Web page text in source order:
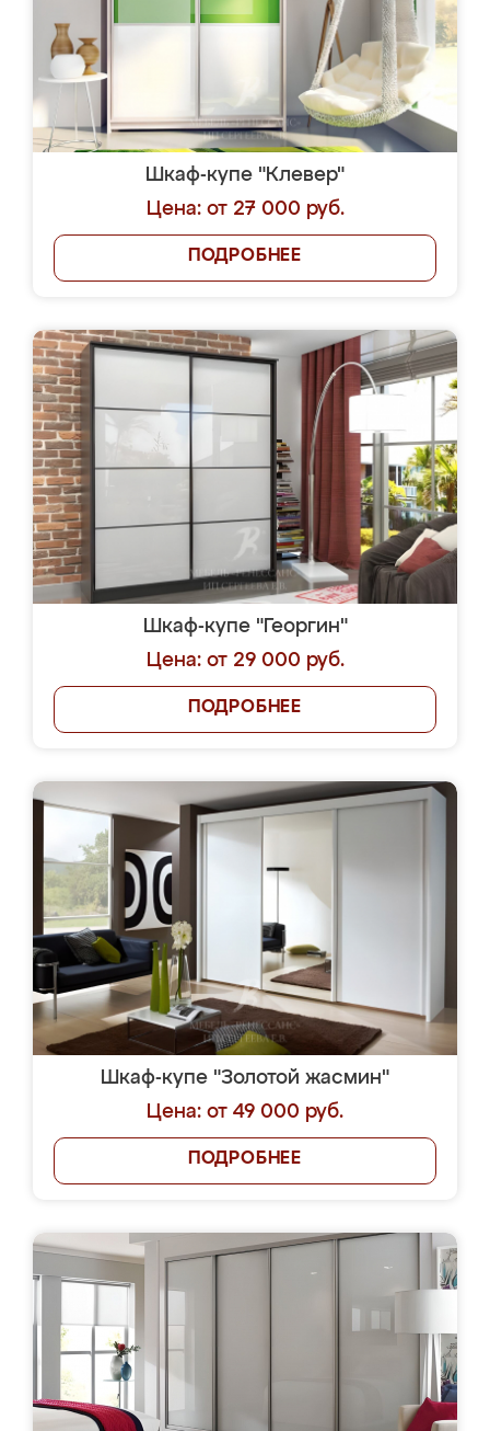
Шкаф-купе "Клевер"
Цена: от 27 000 руб.
ПОДРОБНЕЕ
Шкаф-купе "Георгин"
Цена: от 29 000 руб.
ПОДРОБНЕЕ
Шкаф-купе "Золотой жасмин"
Цена: от 49 000 руб.
ПОДРОБНЕЕ